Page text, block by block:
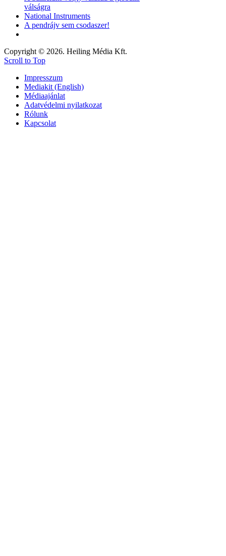
válságra
National Instruments
A pendrájv sem csodaszer!
Copyright © 2026. Heiling Média Kft.
Scroll to Top
Impresszum
Mediakit (English)
Médiaajánlat
Adatvédelmi nyilatkozat
Rólunk
Kapcsolat